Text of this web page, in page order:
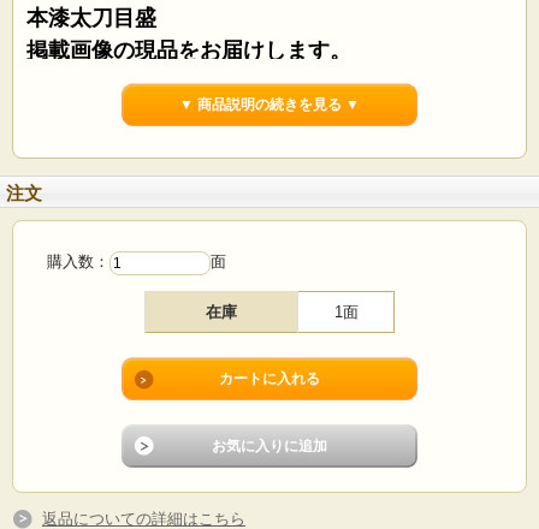
本漆太刀目盛
掲載画像の現品をお届けします。
▼ 商品説明の続きを見る ▼
注文
購入数： 面
在庫 1面
返品についての詳細はこちら